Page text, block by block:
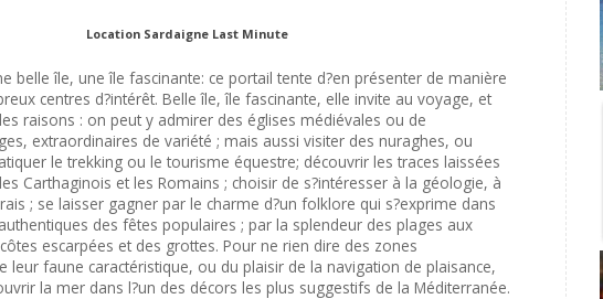
Location Sardaigne Last Minute
belle île, une île fascinante: ce portail tente d?en présenter de manière
centres d?intérêt. Belle île, île fascinante, elle invite au voyage, et
raisons : on peut y admirer des églises médiévales ou de
extraordinaires de variété ; mais aussi visiter des nuraghes, ou
le trekking ou le tourisme équestre; découvrir les traces laissées
Carthaginois et les Romains ; choisir de s?intéresser à la géologie, à
; se laisser gagner par le charme d?un folklore qui s?exprime dans
des fêtes populaires ; par la splendeur des plages aux
escarpées et des grottes. Pour ne rien dire des zones
leur faune caractéristique, ou du plaisir de la navigation de plaisance,
la mer dans l?un des décors les plus suggestifs de la Méditerranée.